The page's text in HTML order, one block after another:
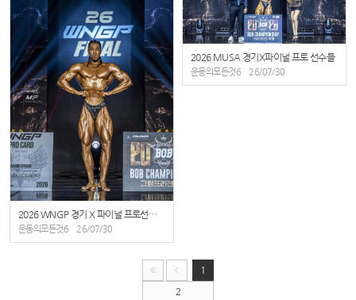
2026 MUSA 경기X파이널 프로 선수들
운동의모든것6 26/07/30
2026 WNGP 경기 X 파이널 프로선수들 개인 사진
운동의모든것6 26/07/30
1
2